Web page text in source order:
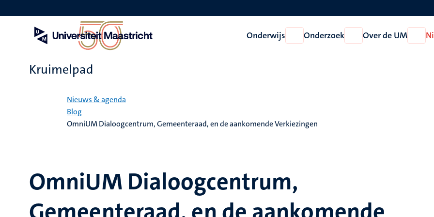
en
Onderwijs
Open
Onderwijs
Onderzoek
Open
Onderzoek
Over de UM
Open
Over
Kruimelpad
Nieuws & agenda
Blog
OmniUM Dialoogcentrum, Gemeenteraad, en de aankomende Verkiezingen
OmniUM Dialoogcentrum,